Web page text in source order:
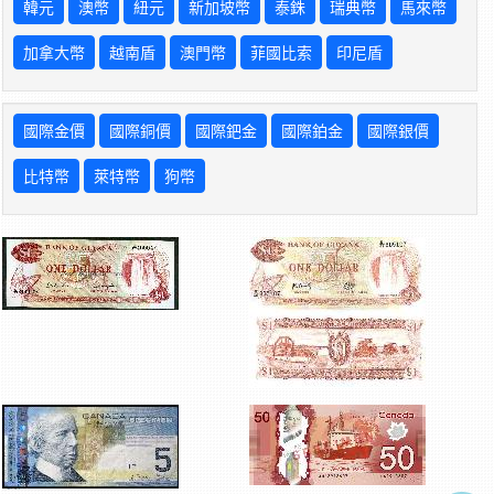
韓元 澳幣 紐元 新加坡幣 泰銖 瑞典幣 馬來幣
加拿大幣 越南盾 澳門幣 菲國比索 印尼盾
國際金價 國際銅價 國際鈀金 國際鉑金 國際銀價
比特幣 萊特幣 狗幣